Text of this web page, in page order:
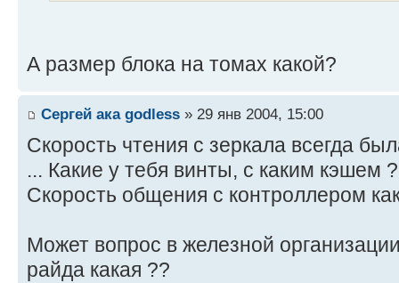
А размер блока на томах какой?
Сергей ака godless » 29 янв 2004, 15:00
Скорость чтения с зеркала всегда
... Какие у тебя винты, с каким кэшем
Скорость общения с контроллером
Может вопрос в железной
райда какая ??